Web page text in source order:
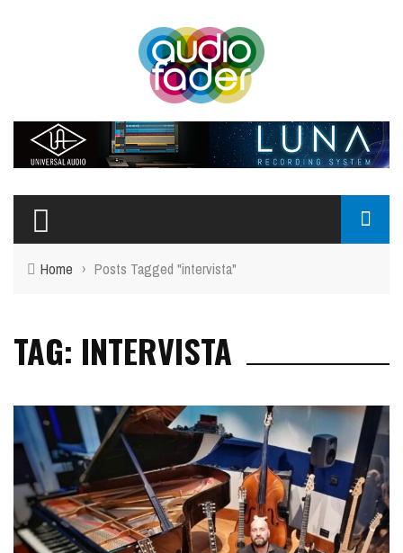
Home › Posts Tagged "intervista"
TAG: INTERVISTA